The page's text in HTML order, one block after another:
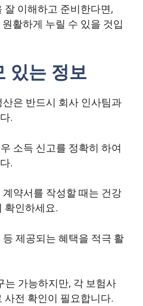
이해하고 준비한다면,
활하게 누릴 수 있을 것입
있는 정보
은 반드시 회사 인사팀과
.
소득 신고를 정확히 하여
.
약서를 작성할 때는 건강
확인하세요.
제공되는 혜택을 적극 활
는 가능하지만, 각 보험사
사전 확인이 필요합니다.